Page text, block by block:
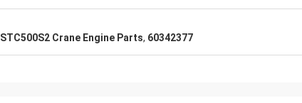
STC500S2 Crane Engine Parts, 60342377